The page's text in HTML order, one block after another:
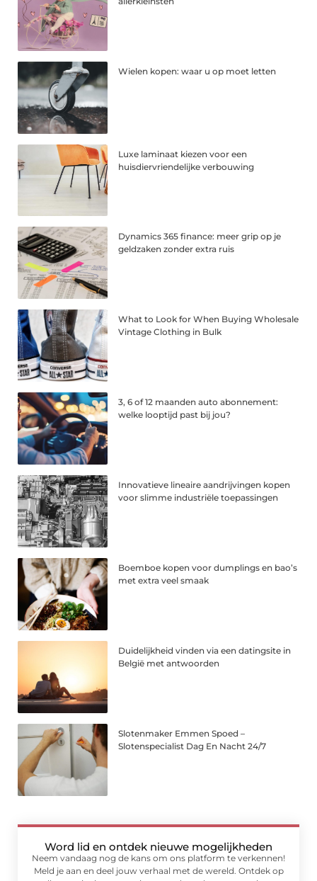
Wielen kopen: waar u op moet letten
Luxe laminaat kiezen voor een
huisdiervriendelijke verbouwing
Dynamics 365 finance: meer grip op je
geldzaken zonder extra ruis
What to Look for When Buying Wholesale
Vintage Clothing in Bulk
3, 6 of 12 maanden auto abonnement:
welke looptijd past bij jou?
Innovatieve lineaire aandrijvingen kopen
voor slimme industriële toepassingen
Boemboe kopen voor dumplings en bao’s
met extra veel smaak
Duidelijkheid vinden via een datingsite in
België met antwoorden
Slotenmaker Emmen Spoed –
Slotenspecialist Dag En Nacht 24/7
Word lid en ontdek nieuwe mogelijkheden
Neem vandaag nog de kans om ons platform te verkennen!
Meld je aan en deel jouw verhaal met de wereld. Ontdek op